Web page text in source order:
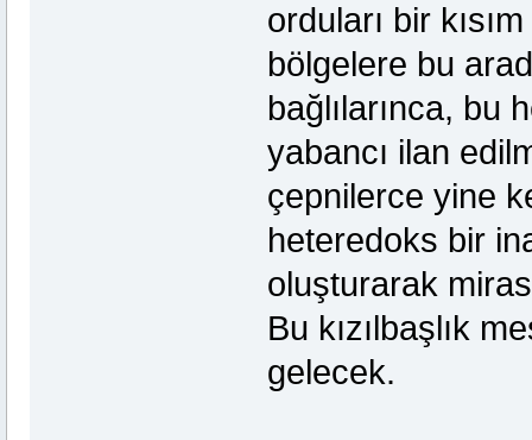
orduları bir
bölgelere bu
bağlılarınca, bu
yabancı ilan
çepnilerce yine
heteredoks bir
oluşturarak
Bu kızılbaşlık
gelecek.